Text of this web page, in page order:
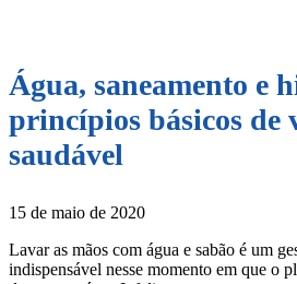
Água, saneamento e
princípios básicos de
saudável
15 de maio de 2020
Lavar as mãos com água e sabão é um
indispensável nesse momento em que o